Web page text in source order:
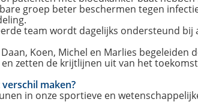
groep beter beschermen tegen
team wordt dagelijks ondersteund
Koen, Michel en Marlies begeleiden
zetten de krijtlijnen uit van het
maken?
in onze sportieve en